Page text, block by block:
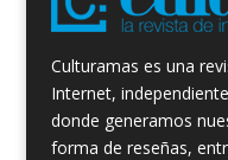
Culturamas es una
Internet,
donde generamos
forma de reseñas,